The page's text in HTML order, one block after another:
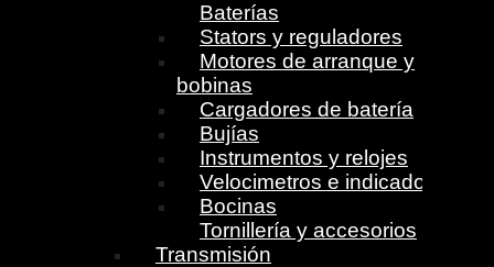
Baterías
Stators y reguladores
Motores de arranque y
bobinas
Cargadores de batería
Bujías
Instrumentos y relojes
Velocimetros e indicadores
Bocinas
Tornillería y accesorios
Transmisión